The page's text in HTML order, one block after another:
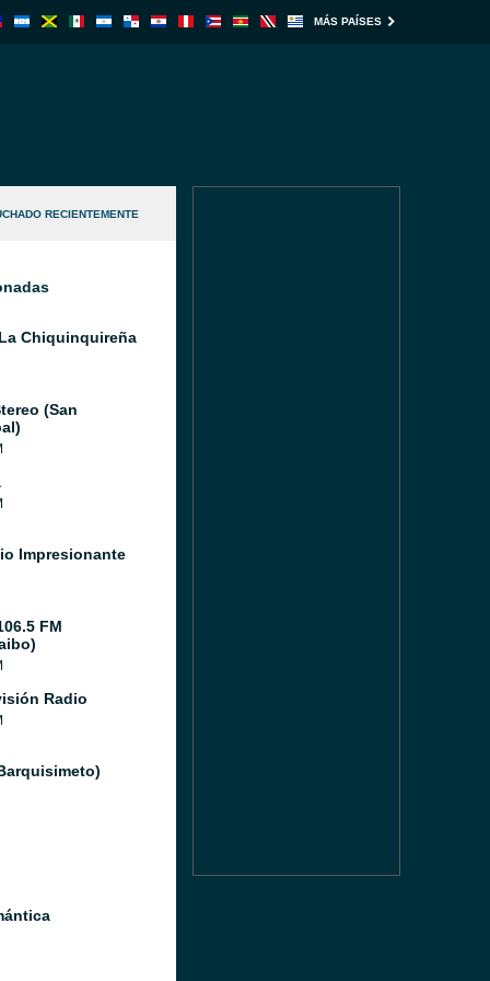
MÁS PAÍSES
RECIENTEMENTE
Chiquinquireña
(San
Impresionante
FM
Radio